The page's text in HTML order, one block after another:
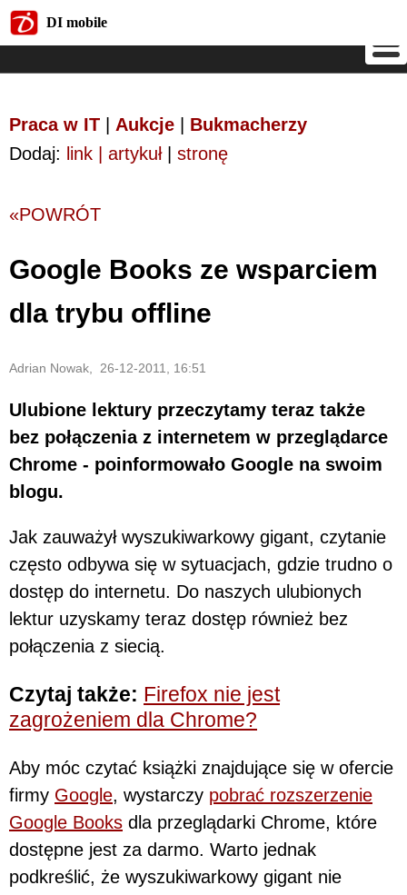
DI mobile
Praca w IT Aukcje
Bukmacherzy
Dodaj: link | artykuł| stronę
«POWRÓT
Google Books ze wsparciem
dla trybu offline
Adrian Nowak, 26-12-2011, 16:51
Ulubione lektury przeczytamy teraz także
bez połączenia z internetem w przeglądarce
Chrome - poinformowało Google na swoim
blogu.
Jak zauważył wyszukiwarkowy gigant, czytanie
często odbywa się w sytuacjach, gdzie trudno o
dostęp do internetu. Do naszych ulubionych
lektur uzyskamy teraz dostęp również bez
połączenia z siecią.
Czytaj także: Firefox nie jest
zagrożeniem dla Chrome?
Aby móc czytać książki znajdujące się w ofercie
firmy Google, wystarczy pobrać rozszerzenie
Google Books dla przeglądarki Chrome, które
dostępne jest za darmo. Warto jednak
podkreślić, że wyszukiwarkowy gigant nie
DI mobile